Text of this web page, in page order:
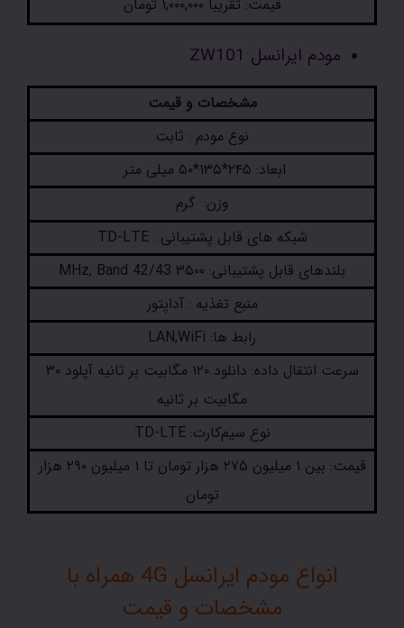
قیمت: تقریبا ۱,۰۰۰,۰۰۰ تومان
مودم ایرانسل ZW101
مشخصات و قیمت
نوع مودم : ثابت
ابعاد: ۲۴۵*۱۳۵*۵۰ میلی متر
وزن: گرم
شبکه های قابل پشتیبانی : TD-LTE
بلندهای قابل پشتیبانی: ۳۵۰۰ MHz, Band 42/43
منبع تغذیه : آداپتور
رابط ها: LAN,WiFi
سرعت انتقال داده: دانلود ۱۲۰ مگابیت بر ثانیه آپلود ۳۰
مگابیت بر ثانیه
نوع سیم‌کارت: TD-LTE
قیمت: بین ۱ میلیون ۲۷۵ هزار تومان تا ۱ میلیون ۲۹۰ هزار
تومان
انواع مودم ایرانسل 4G همراه با
مشخصات و قیمت